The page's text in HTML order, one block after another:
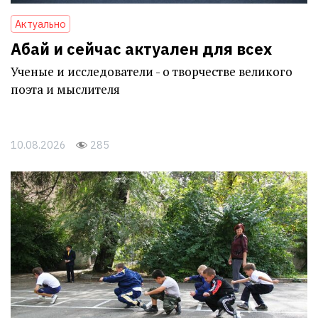
Актуально
Абай и сейчас актуален для всех
Ученые и исследователи - о творчестве великого
поэта и мыслителя
10.08.2026 285